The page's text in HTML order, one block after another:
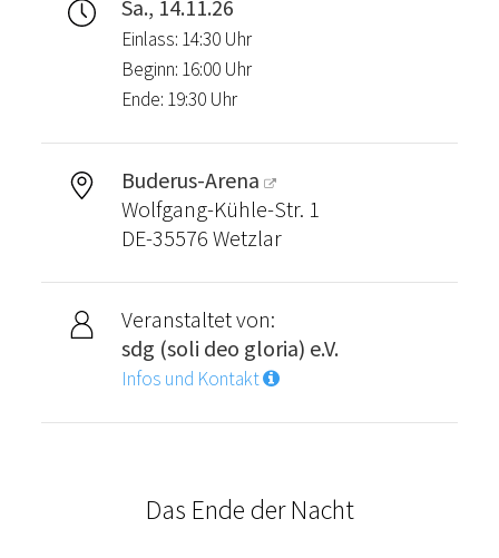
Sa., 14.11.26
Einlass: 14:30 Uhr
Beginn: 16:00 Uhr
Ende: 19:30 Uhr
Buderus-Arena
Wolfgang-Kühle-Str. 1
DE-35576 Wetzlar
Veranstaltet von:
sdg (soli deo gloria) e.V.
Infos und Kontakt
Das Ende der Nacht